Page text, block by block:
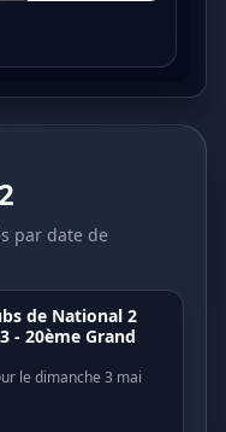
par date de
de National 2
- 20ème Grand
le dimanche 3 mai